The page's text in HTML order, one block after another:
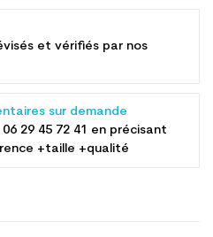
et vérifiés par nos
sur demande
06 29 45 72 41 en précisant
+taille +qualité